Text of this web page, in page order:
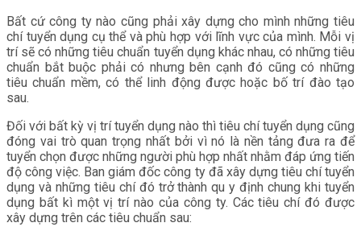
Bất cứ công ty nào cũng phải xây dựng cho mình những tiêu
chí tuyển dụng cụ thể và phù hợp với lĩnh vực của mình. Mỗi vị
trí sẽ có những tiêu chuẩn tuyển dụng khác nhau, có những tiêu
chuẩn bắt buộc phải có nhưng bên cạnh đó cũng có những
tiêu chuẩn mềm, có thể linh động được hoặc bố trí đào tạo
sau.
Đối với bất kỳ vị trí tuyển dụng nào thì tiêu chí tuyển dụng cũng
đóng vai trò quan trọng nhất bởi vì nó là nền tảng đưa ra để
tuyển chọn được những người phù hợp nhất nhằm đáp ứng tiến
độ công việc. Ban giám đốc công ty đã xây dựng tiêu chí tuyển
dụng và những tiêu chí đó trở thành qu y định chung khi tuyển
dụng bất kì một vị trí nào của công ty. Các tiêu chí đó được
xây dựng trên các tiêu chuẩn sau: